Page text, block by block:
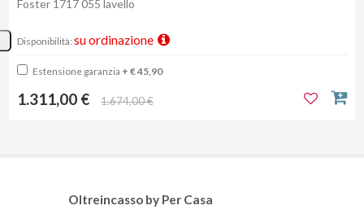
Foster 1717 055 lavello
Disponibilità: su ordinazione
Estensione garanzia + € 45,90
1.311,00 € 1.674,00 €
Oltreincasso by Per Casa